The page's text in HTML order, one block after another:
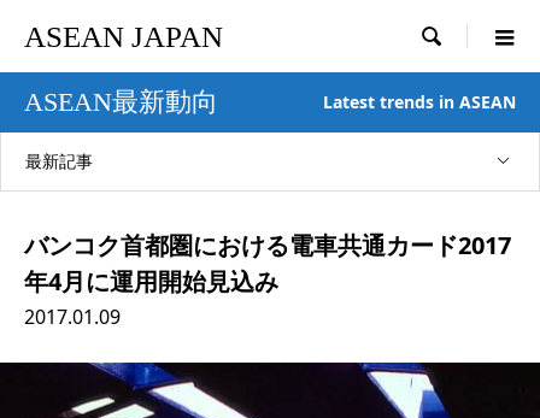
ASEAN JAPAN 
ASEAN最新動向 Latest trends in ASEAN
最新記事
バンコク首都圏における電車共通カード2017
年4月に運用開始見込み
2017.01.09